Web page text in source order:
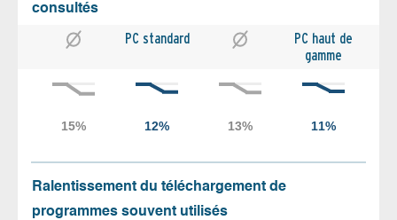
consultés
PC standard
PC haut de
gamme
Ralentissement du téléchargement de
programmes souvent utilisés